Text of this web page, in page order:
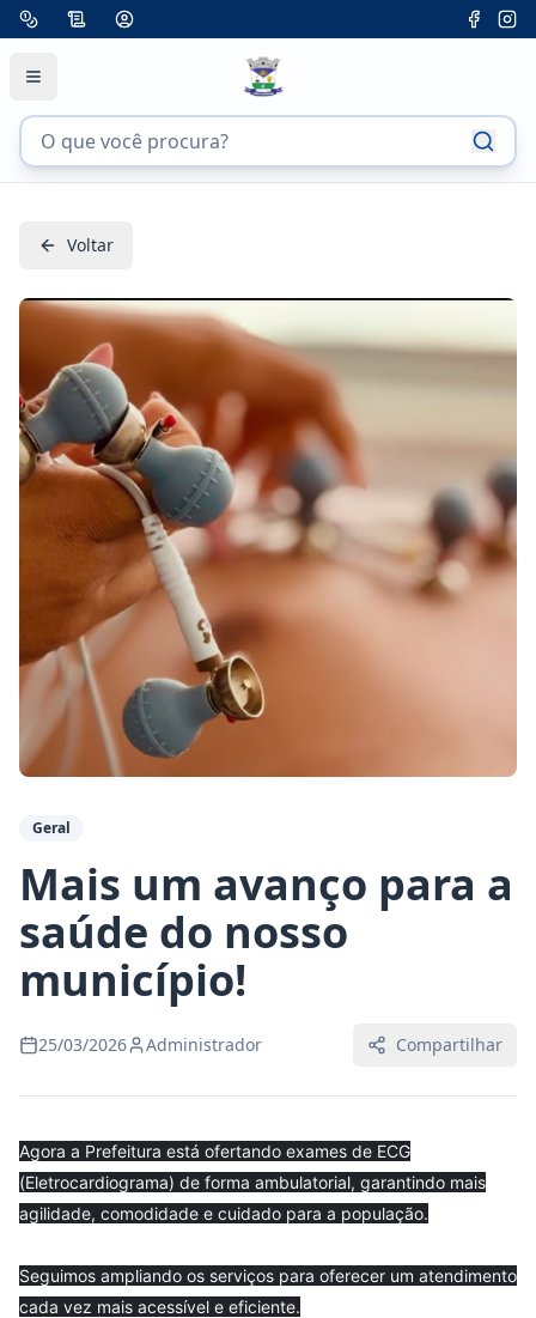
Voltar
Geral
Mais um avanço para a
saúde do nosso
município!
25/03/2026 Administrador Compartilhar
Agora a Prefeitura está ofertando exames de ECG
(Eletrocardiograma) de forma ambulatorial, garantindo mais
agilidade, comodidade e cuidado para a população.
Seguimos ampliando os serviços para oferecer um atendimento
cada vez mais acessível e eficiente.